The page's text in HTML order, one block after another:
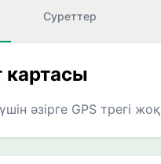
Суреттер
әзірге GPS трегі жоқ